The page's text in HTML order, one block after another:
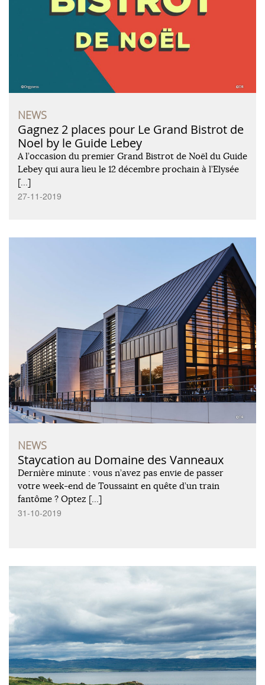
NEWS
Gagnez 2 places pour Le Grand Bistrot de
Noel by le Guide Lebey
A l’occasion du premier Grand Bistrot de Noël du Guide
Lebey qui aura lieu le 12 décembre prochain à l’Elysée
[…]
27-11-2019
NEWS
Staycation au Domaine des Vanneaux
Dernière minute : vous n’avez pas envie de passer
votre week-end de Toussaint en quête d’un train
fantôme ? Optez […]
31-10-2019